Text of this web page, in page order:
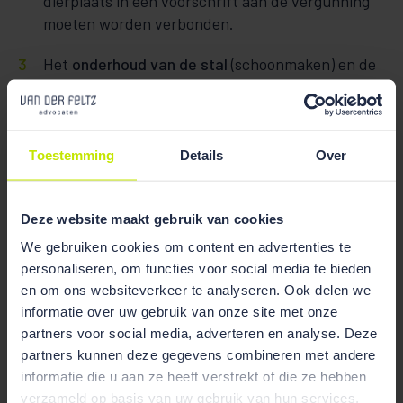
Toestemming Details Over
Deze website maakt gebruik van cookies
We gebruiken cookies om content en advertenties te
personaliseren, om functies voor social media te bieden
en om ons websiteverkeer te analyseren. Ook delen we
informatie over uw gebruik van onze site met onze
partners voor social media, adverteren en analyse. Deze
partners kunnen deze gegevens combineren met andere
informatie die u aan ze heeft verstrekt of die ze hebben
verzameld op basis van uw gebruik van hun services.
moeten worden verbonden.
Het onderhoud van de stal (schoonmaken) en de
frequentie van de mestschuif van het
stalsysteem. Hoe hoger de frequentie, des te
voorschrift worden vastgelegd en als
beschermingsmaatregel worden aangemerkt,
passende beoordeling.
Slotsom
De uitspraken van de Afdeling hebben tot gevolg dat
bij de verlening van een natuurvergunning voor een
melkveehouderij met emissiearme stalsystemen geen
gebruik mag worden gemaakt van de emissiefactoren